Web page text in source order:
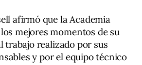
afirmó que la Academia
mejores momentos de su
trabajo realizado por sus
y por el equipo técnico